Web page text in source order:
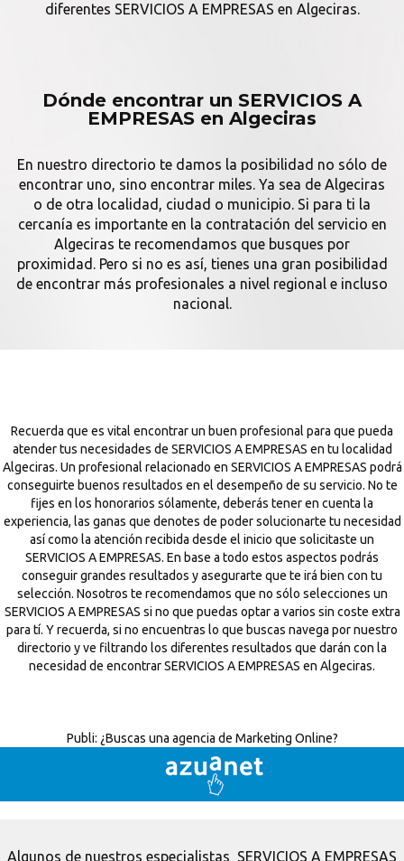
diferentes SERVICIOS A EMPRESAS en Algeciras.
Dónde encontrar un SERVICIOS A
EMPRESAS en Algeciras
En nuestro directorio te damos la posibilidad no sólo de
encontrar uno, sino encontrar miles. Ya sea de Algeciras
o de otra localidad, ciudad o municipio. Si para ti la
cercanía es importante en la contratación del servicio en
Algeciras te recomendamos que busques por
proximidad. Pero si no es así, tienes una gran posibilidad
de encontrar más profesionales a nivel regional e incluso
nacional.
Recuerda que es vital encontrar un buen profesional para que pueda
atender tus necesidades de SERVICIOS A EMPRESAS en tu localidad
Algeciras. Un profesional relacionado en SERVICIOS A EMPRESAS podrá
conseguirte buenos resultados en el desempeño de su servicio. No te
fijes en los honorarios sólamente, deberás tener en cuenta la
experiencia, las ganas que denotes de poder solucionarte tu necesidad
así como la atención recibida desde el inicio que solicitaste un
SERVICIOS A EMPRESAS. En base a todo estos aspectos podrás
conseguir grandes resultados y asegurarte que te irá bien con tu
selección. Nosotros te recomendamos que no sólo selecciones un
SERVICIOS A EMPRESAS si no que puedas optar a varios sin coste extra
para tí. Y recuerda, si no encuentras lo que buscas navega por nuestro
directorio y ve filtrando los diferentes resultados que darán con la
necesidad de encontrar SERVICIOS A EMPRESAS en Algeciras.
Publi: ¿Buscas una agencia de Marketing Online?
Algunos de nuestros especialistas SERVICIOS A EMPRESAS